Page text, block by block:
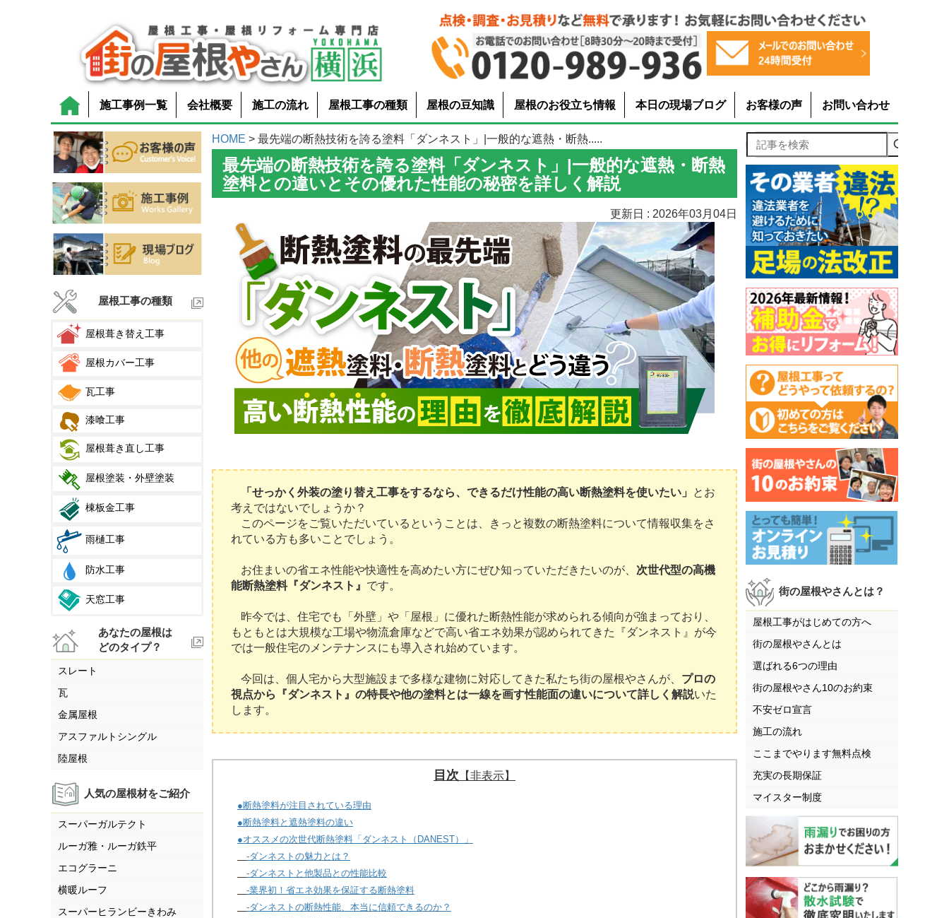
施工事例一覧 会社概要 施工の流れ 屋根工事の種類 屋根の豆知識 屋根のお役立ち情報 本日の現場ブログ お客様の声 お問い合わせ
屋根工事の種類
屋根葺き替え工事
屋根カバー工事
瓦工事
漆喰工事
屋根葺き直し工事
屋根塗装・外壁塗装
棟板金工事
雨樋工事
防水工事
天窓工事
あなたの屋根は
どのタイプ？
スレート
瓦
金属屋根
アスファルトシングル
陸屋根
人気の屋根材をご紹介
スーパーガルテクト
ルーガ雅・ルーガ鉄平
エコグラーニ
横暖ルーフ
スーパーヒランビーきわみ
HOME > 最先端の断熱技術を誇る塗料「ダンネスト」|一般的な遮熱・断熱.....
最先端の断熱技術を誇る塗料「ダンネスト」|一般的な遮熱・断熱
塗料との違いとその優れた性能の秘密を詳しく解説
更新日 : 2026年03月04日
「せっかく外装の塗り替え工事をするなら、できるだけ性能の高い断熱塗料を使いたい」
とお
考えではないでしょうか？
このページをご覧いただいているということは、きっと複数の断熱塗料について情報収集をさ
れている方も多いことでしょう。
お住まいの省エネ性能や快適性を高めたい方にぜひ知っていただきたいのが、 次世代型の高機
能断熱塗料『ダンネスト』 です。
昨今では、住宅でも「外壁」や「屋根」に優れた断熱性能が求められる傾向が強まっており、
もともとは大規模な工場や物流倉庫などで高い省エネ効果が認められてきた『ダンネスト』が今
では一般住宅のメンテナンスにも導入され始めています。
今回は、個人宅から大型施設まで多様な建物に対応してきた私たち街の屋根やさんが、 プロの
視点から『ダンネスト』の特長や他の塗料とは一線を画す性能面の違いについて詳しく解説いた
します。
目次 【非表示】
●断熱塗料が注目されている理由
●断熱塗料と遮熱塗料の違い
●オススメの次世代断熱塗料「ダンネスト（DANEST）」
-ダンネストの魅力とは？
-ダンネストと他製品との性能比較
-業界初！省エネ効果を保証する断熱塗料
-ダンネストの断熱性能、本当に信頼できるのか？
記事を検索
街の屋根やさんとは？
屋根工事がはじめての方へ
街の屋根やさんとは
選ばれる6つの理由
街の屋根やさん10のお約束
不安ゼロ宣言
施工の流れ
ここまでやります無料点検
充実の長期保証
マイスター制度